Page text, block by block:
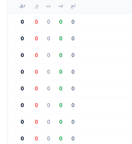
لع ف ت خ نق
0
0
0
0
0
0
0
0
0
0
0
0
0
0
0
0
0
0
0
0
0
0
0
0
0
0
0
0
0
0
0
0
0
0
0
0
0
0
0
0